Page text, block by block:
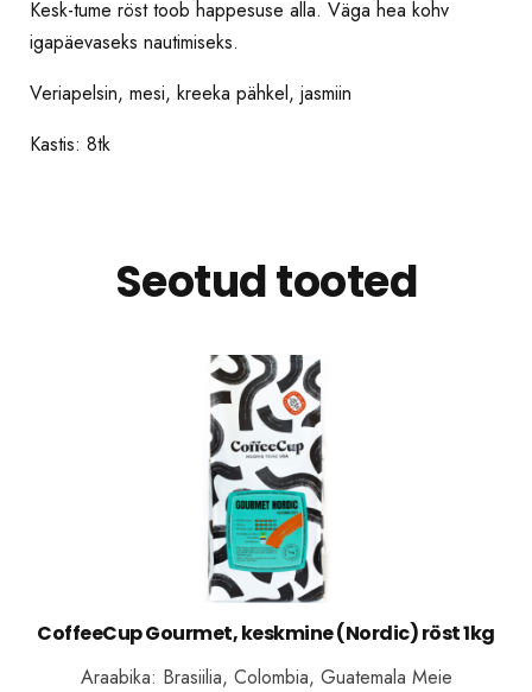
Kesk-tume röst toob happesuse alla. Väga hea kohv
igapäevaseks nautimiseks.
Veriapelsin, mesi, kreeka pähkel, jasmiin
Kastis: 8tk
Seotud tooted
CoffeeCup Gourmet, keskmine (Nordic) röst 1kg
Araabika: Brasiilia, Colombia, Guatemala Meie